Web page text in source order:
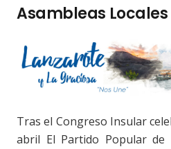
Asambleas Locales
Tras el Congreso Insular
abril El Partido Popular de